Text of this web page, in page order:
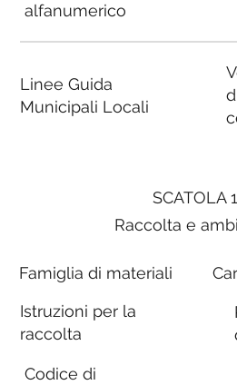
SCATOLA 1
Raccolta e
Famiglia di materiali
Istruzioni per la
raccolta
Codice di
alfanumerico
Linee Guida
Municipali Locali